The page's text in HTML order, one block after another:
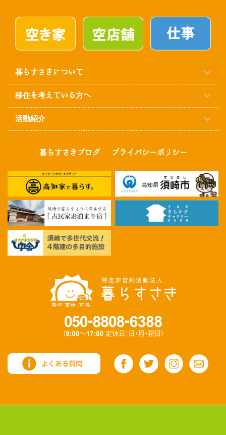
暮らすさきについて
移住を考えている方へ
活動紹介
暮らすさきブログ プライバシーポリシー